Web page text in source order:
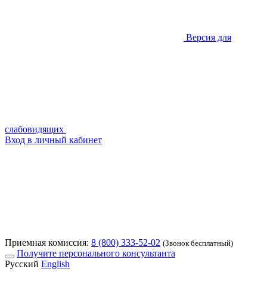
Версия для
слабовидящих
Вход в личный кабинет
Приемная комиссия: 8 (800) 333-52-02 (Звонок бесплатный)
Получите персонального консультанта
Русский English